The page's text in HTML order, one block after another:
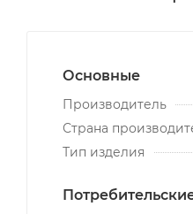
Основные
Производитель
Страна
Тип изделия